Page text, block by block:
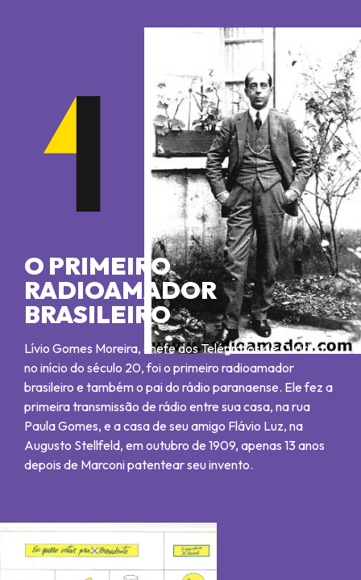
O PRIMEIRO
RADIOAMADOR
BRASILEIRO
Lívio Gomes Moreira, chefe dos Telégrafos de Curitiba
no início do século 20, foi o primeiro radioamador
brasileiro e também o pai do rádio paranaense. Ele fez a
primeira transmissão de rádio entre sua casa, na rua
Paula Gomes, e a casa de seu amigo Flávio Luz, na
Augusto Stellfeld, em outubro de 1909, apenas 13 anos
depois de Marconi patentear seu invento.